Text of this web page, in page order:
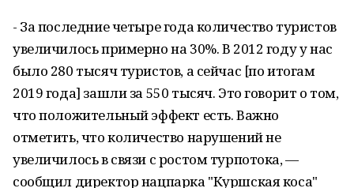
- За последние четыре года количество туристов
увеличилось примерно на 30%. В 2012 году у нас
было 280 тысяч туристов, а сейчас [по итогам
2019 года] зашли за 550 тысяч. Это говорит о том,
что положительный эффект есть. Важно
отметить, что количество нарушений не
увеличилось в связи с ростом турпотока, —
сообщил директор нацпарка "Куршская коса"